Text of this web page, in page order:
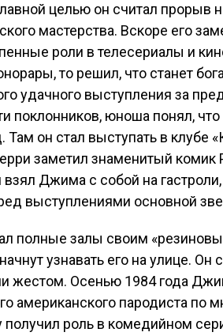
целью он считал прорыв
мастерства. Вскоре его
роли в телесериалы и
то решил, что станет
удачного выступления за
поклонников, юноша понял,
Там он стал выступать в клубе
заметил знаменитый комик
Джима с собой на
выступлениями основной
полные залы своим
узнавать его на улице. Он
жестом. Осенью 1984 года
американского пародиста по
получил роль в комедийном